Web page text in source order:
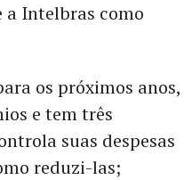
a Intelbras como
os próximos anos,
e tem três
suas despesas
reduzi-las;